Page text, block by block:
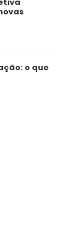
o que